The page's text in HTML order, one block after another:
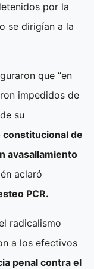
por la
se dirigían a la
que “en
impedidos de
su
constitucional de
avasallamiento
aclaró
PCR.
radicalismo
a los efectivos
penal contra el